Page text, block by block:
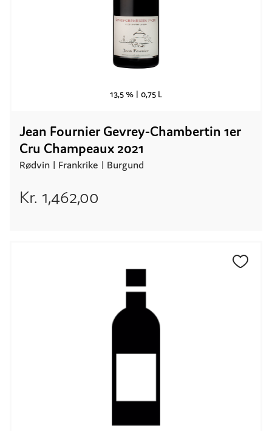
13,5 % | 0,75 L
Jean Fournier Gevrey-Chambertin 1er
Cru Champeaux 2021
Rødvin | Frankrike | Burgund
Kr. 1,462,00